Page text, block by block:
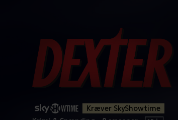
Kræver SkyShowtime